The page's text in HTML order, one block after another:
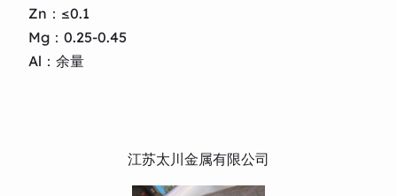
Zn：≤0.1
Mg：0.25-0.45
Al：余量
江苏太川金属有限公司